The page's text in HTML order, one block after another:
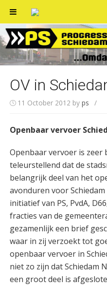
Skip
to
content
OV in
11 October 2012 by ps /
Openbaar vervoer
Openbaar vervoer is zeer
teleurstellend dat de
belangrijk deel van het
avonduren voor
initiatief van PS, PvdA,
fracties van de
gezamenlijk een brief
waar in zij verzoekt tot
openbaar vervoer in
niet zo zijn dat Schiedam
een groot deel is